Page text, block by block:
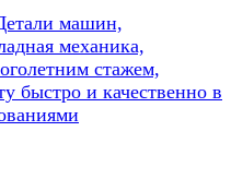
машин,
механика,
стажем,
быстро и качественно в